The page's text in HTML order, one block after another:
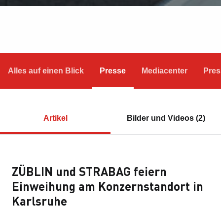
Alles auf einen Blick Presse Mediacenter
Artikel Bilder und Videos (2)
ZÜBLIN und STRABAG feiern
Einweihung am Konzernstandort in
Karlsruhe